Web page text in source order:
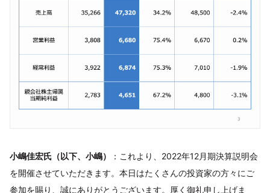
小嶋佳宏氏（以下、小嶋）
：これより、2022年12月期決算説明会
を開催させていただきます。本日はたくさんの投資家の方々にご
参加を賜り、誠にありがとうございます。厚く御礼申し上げま